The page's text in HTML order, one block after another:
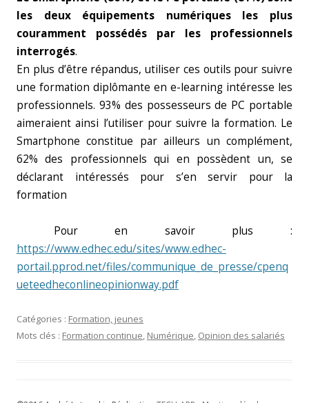
les deux équipements numériques les plus
couramment possédés par les professionnels
interrogés.
En plus d’être répandus, utiliser ces outils pour suivre
une formation diplômante en e-learning intéresse les
professionnels. 93% des possesseurs de PC portable
aimeraient ainsi l’utiliser pour suivre la formation. Le
Smartphone constitue par ailleurs un complément,
62% des professionnels qui en possèdent un, se
déclarant intéressés pour s’en servir pour la
formation
Pour en savoir plus :
https://www.edhec.edu/sites/www.edhec-
portail.pprod.net/files/communique_de_presse/cpenq
ueteedheconlineopinionway.pdf
Catégories : Formation, jeunes
Mots clés : Formation continue, Numérique, Opinion des salariés